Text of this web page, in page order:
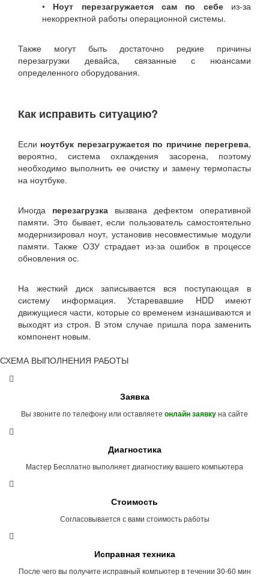
• Ноут перезагружается сам по себеиз-за
некорректной работы операционной системы.
Также могут быть достаточно редкие причины
перезагрузки девайса, связанные с нюансами
определенного оборудования.
Как исправить ситуацию?
Если ноутбук перезагружается по причине перегрева,
вероятно, система охлаждения засорена, поэтому
необходимо выполнить ее очистку и замену термопасты
на ноутбуке.
Иногда перезагрузка вызвана дефектом оперативной
памяти. Это бывает, если пользователь самостоятельно
модернизировал ноут, установив несовместимые модули
памяти. Также ОЗУ страдает из-за ошибок в процессе
обновления ос.
На жесткий диск записывается вся поступающая в
систему информация. Устаревавшие HDD имеют
движущиеся части, которые со временем изнашиваются и
выходят из строя. В этом случае пришла пора заменить
компонент новым.
СХЕМА ВЫПОЛНЕНИЯ РАБОТЫ
Заявка
Вы звоните по телефону или оставляете онлайн заявкуна сайте
Диагностика
Мастер Бесплатно выполняет диагностику вашего компьютера
Стоимость
Согласовывается с вами стоимость работы
Исправная техника
После чего вы получите исправный компьютер в течении 30-60 мин